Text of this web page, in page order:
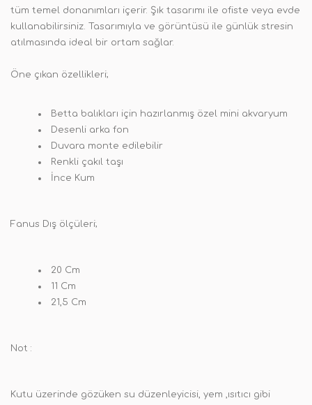
tüm temel donanımları içerir. Şık tasarımı ile ofiste veya evde
kullanabilirsiniz. Tasarımıyla ve görüntüsü ile günlük stresin
atılmasında ideal bir ortam sağlar.
Öne çıkan özellikleri;
Betta balıkları için hazırlanmış özel mini akvaryum
Desenli arka fon
Duvara monte edilebilir
Renkli çakıl taşı
İnce Kum
Fanus Dış ölçüleri;
20 Cm
11 Cm
21,5 Cm
Not :
Kutu üzerinde gözüken su düzenleyicisi, yem ,ısıtıcı gibi